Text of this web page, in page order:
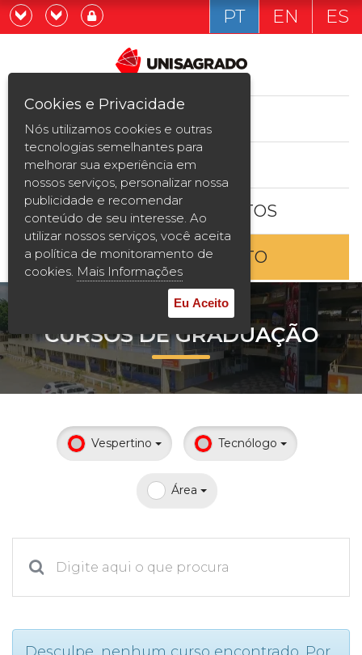
Graduação
Pós-graduação e MBA
Curta Duração
Vestibular
2ª Graduação
Transferência
Reingresso
Prouni
Desconto de pontualidade
UATI
Já sou estudande
Quero ser estudante
PT EN ES
ESTUDE AQUI
BOLSAS E DESCONTOS
ENTRE EM CONTATO
CURSOS DE GRADUAÇÃO
Vespertino Tecnólogo
Área
Cookies e Privacidade
Nós utilizamos cookies e outras
tecnologias semelhantes para
melhorar sua experiência em
nossos serviços, personalizar nossa
publicidade e recomendar
conteúdo de seu interesse. Ao
utilizar nossos serviços, você aceita
a política de monitoramento de
cookies. Mais Informações
Eu Aceito